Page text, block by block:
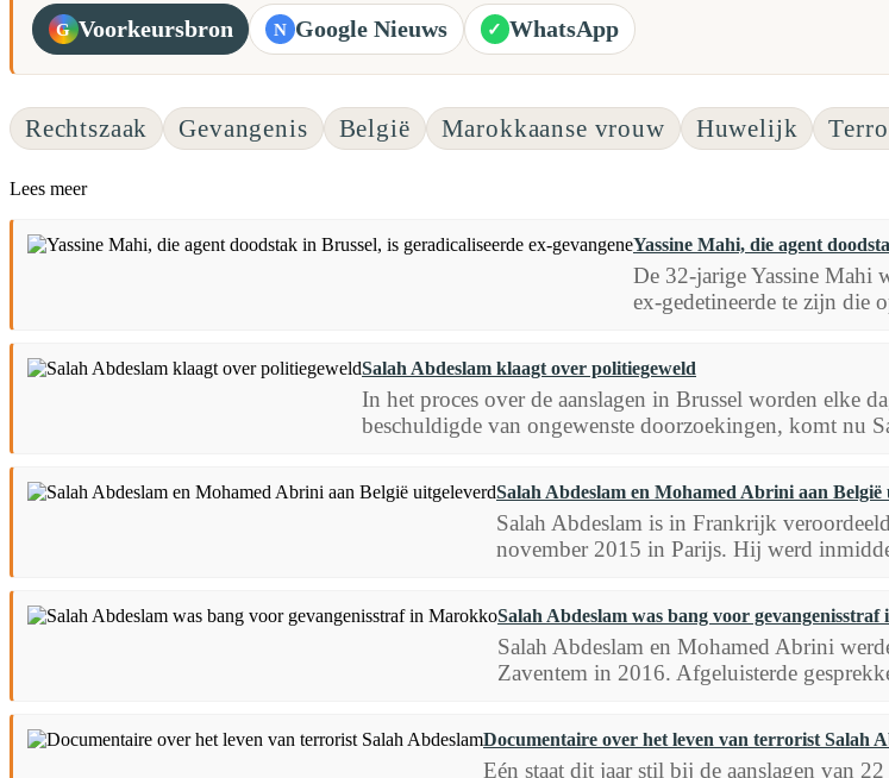
G Voorkeursbron N Google Nieuws ✓ WhatsApp
Rechtszaak Gevangenis België Marokkaanse vrouw Huwelijk
Lees meer
Yassine Mahi, die agent
De 32-jarige Yassine Mahi
ex-gedetineerde te zijn die
Salah Abdeslam klaagt over politiegeweld
In het proces over de aanslagen in Brussel worden elke
beschuldigde van ongewenste doorzoekingen, komt nu
Salah Abdeslam en Mohamed Abrini aan België
Salah Abdeslam is in Frankrijk
november 2015 in Parijs. Hij werd
Salah Abdeslam was bang voor
Salah Abdeslam en Mohamed Abrini
Zaventem in 2016. Afgeluisterde
Documentaire over het leven van terrorist Salah
Eén staat dit jaar stil bij de aanslagen van